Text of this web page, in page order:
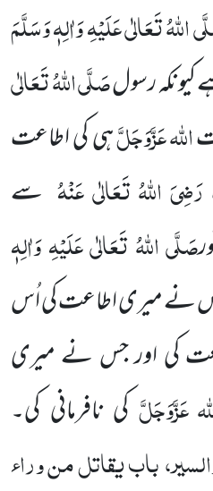
اللہُ تَعَالٰی عَلَیْہِ وَاٰلِہٖ وَسَلَّمَ
کیونکہ رسولصَلَّی اللہُ تَعَالٰی
اللہعَزَّوَجَلَّہی کی اطاعت
رَضِیَ اللہُ تَعَالٰی عَنْہُ سے
صَلَّی اللہُ تَعَالٰی عَلَیْہِ وَاٰلِہٖ
نے میری اطاعت کی اُس
کی اور جس نے میری
عَزَّوَجَلَّ کی نافرمانی کی۔
باب یقاتل من وراء